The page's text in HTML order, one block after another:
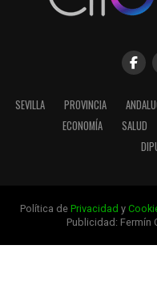
SEVILLA PROVINCIA
ECONOMÍA
SALUD
Política de Privacidad y
Publicidad: Fermín